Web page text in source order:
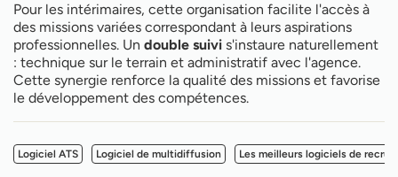
Pour les intérimaires, cette organisation facilite l'accès à
des missions variées correspondant à leurs aspirations
professionnelles. Un double suivi s'instaure naturellement
: technique sur le terrain et administratif avec l'agence.
Cette synergie renforce la qualité des missions et favorise
le développement des compétences.
Logiciel ATS Logiciel de multidiffusion Les meilleurs logiciels de